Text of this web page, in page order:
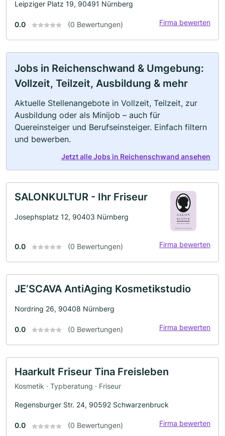
Leipziger Platz 19, 90491 Nürnberg
0.0 (0 Bewertungen) Firma bewerten
Jobs in Reichenschwand & Umgebung:
Vollzeit, Teilzeit, Ausbildung & mehr
Aktuelle Stellenangebote in Vollzeit, Teilzeit, zur
Ausbildung oder als Minijob – auch für
Quereinsteiger und Berufseinsteiger. Einfach filtern
und bewerben.
Jetzt alle Jobs in Reichenschwand ansehen
SALONKULTUR - Ihr Friseur
Josephsplatz 12, 90403 Nürnberg
0.0 (0 Bewertungen) Firma bewerten
JE‘SCAVA AntiAging Kosmetikstudio
Nordring 26, 90408 Nürnberg
0.0 (0 Bewertungen) Firma bewerten
Haarkult Friseur Tina Freisleben
Kosmetik · Typberatung · Friseur
Regensburger Str. 24, 90592 Schwarzenbruck
0.0 (0 Bewertungen) Firma bewerten